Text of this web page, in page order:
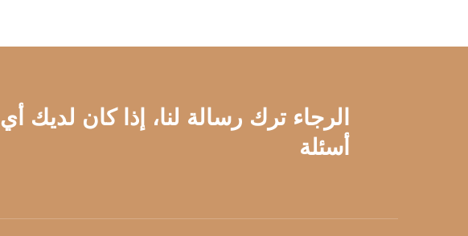
الرجاء ترك رسالة لنا، إذا كان لديك أي
أسئلة